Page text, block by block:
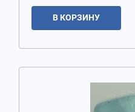
В КОРЗИНУ